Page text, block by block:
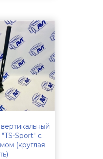
Sport" с
(круглая